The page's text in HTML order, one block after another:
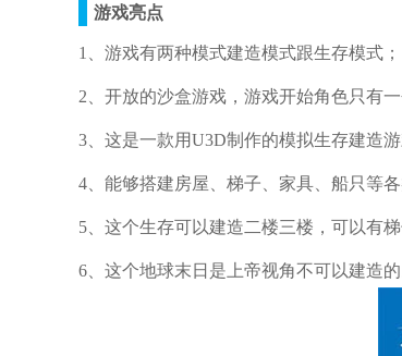
游戏亮点
1、游戏有两种模式建造模式跟生存模式；
2、开放的沙盒游戏，游戏开始角色只有一
3、这是一款用U3D制作的模拟生存建造
4、能够搭建房屋、梯子、家具、船只等
5、这个生存可以建造二楼三楼，可以有梯
6、这个地球末日是上帝视角不可以建造的